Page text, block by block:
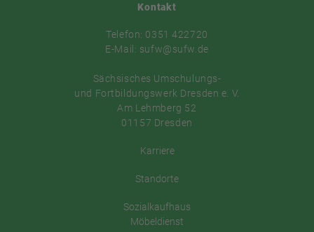
Kontakt
Telefon: 0351 422720
E-Mail: sufw@sufw.de
Sächsisches Umschulungs-
und Fortbildungswerk Dresden e. V.
Am Lehmberg 52
01157 Dresden
Karriere
Standorte
Sozialkaufhaus
Möbeldienst